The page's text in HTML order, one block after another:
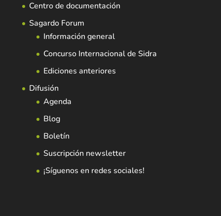
Centro de documentación
Sagardo Forum
Información general
Concurso Internacional de Sidra
Ediciones anteriores
Difusión
Agenda
Blog
Boletín
Suscripción newsletter
¡Síguenos en redes sociales!